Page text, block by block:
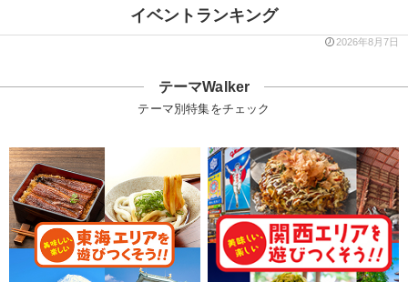
イベントランキング
2026年8月7日
テーマWalker
テーマ別特集をチェック